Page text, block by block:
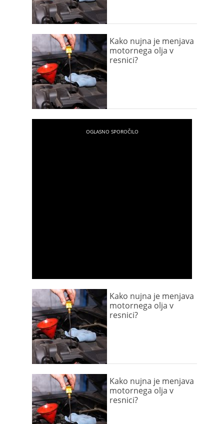
Kako nujna je menjava
motornega olja v
resnici?
Kako nujna je menjava
motornega olja v
resnici?
Kako nujna je menjava
motornega olja v
resnici?